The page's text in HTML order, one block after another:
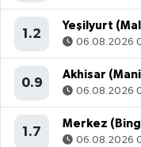
1.2
Yeşilyurt
06.08.2026
0.9
Akhisar
06.08.2026
1.7
Merkez
06.08.2026